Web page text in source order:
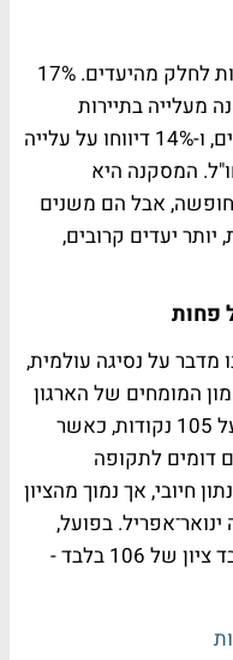
במקביל, המשבר מייצר גם הזדמנויות לחלק מהיעדים. 17%
מעלייה בתיירות
נכנסת בגלל שיבושים ביעדים אחרים, ו-14% דיווחו על עלייה
המסקנה היא
אבל הם משנים
יותר יעדים קרובים,
פחות
מדבר על נסיגה עולמית,
המומחים של הארגון
לתקופה מאי־אוגוסט 2026 עומד על 105 נקודות, כאשר
דומים לתקופה
חיובי, אך נמוך מהציון
ינואר־אפריל. בפועל,
הביצועים בינואר-פריל קיבלו בדיעבד ציון של 106 בלבד -